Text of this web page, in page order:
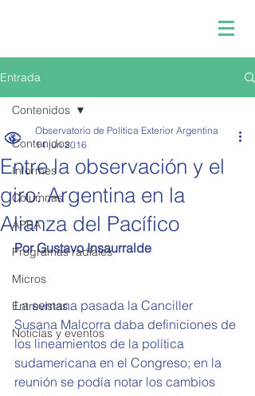
Entrada
Contenidos
Informes
Columnas
APEA
Programas radiales
Micros
Entrevistas
Noticias y eventos
Contenidos
Entre la observación y el
giro: Argentina en la
Alianza del Pacífico
Observatorio de Política Exterior Argentina
14 jun 2016
Por Gustavo Insaurralde
La semana pasada la Canciller
Susana Malcorra daba definiciones de
los lineamientos de la política
sudamericana en el Congreso; en la
reunión se podía notar los cambios